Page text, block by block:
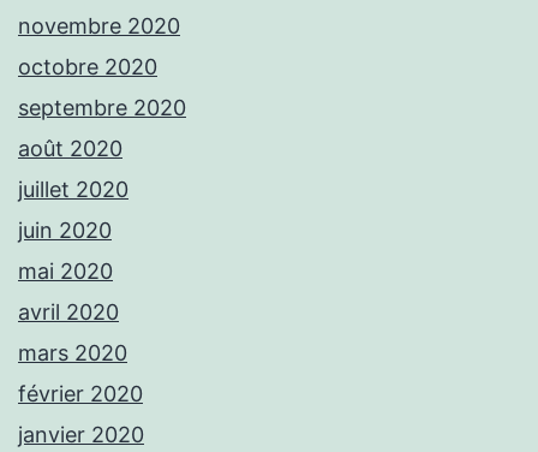
novembre 2020
octobre 2020
septembre 2020
août 2020
juillet 2020
juin 2020
mai 2020
avril 2020
mars 2020
février 2020
janvier 2020